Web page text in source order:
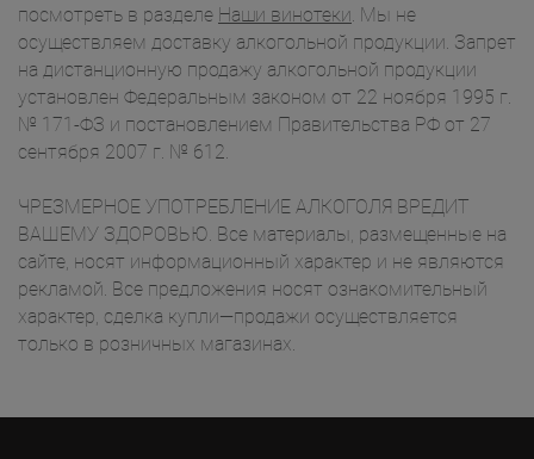
посмотреть в разделе Наши винотеки. Мы не
осуществляем доставку алкогольной продукции. Запрет
на дистанционную продажу алкогольной продукции
установлен Федеральным законом от 22 ноября 1995 г.
№ 171-ФЗ и постановлением Правительства РФ от 27
сентября 2007 г. № 612.
ЧРЕЗМЕРНОЕ УПОТРЕБЛЕНИЕ АЛКОГОЛЯ ВРЕДИТ
ВАШЕМУ ЗДОРОВЬЮ. Все материалы, размещенные на
сайте, носят информационный характер и не являются
рекламой. Все предложения носят ознакомительный
характер, сделка купли—продажи осуществляется
только в розничных магазинах.